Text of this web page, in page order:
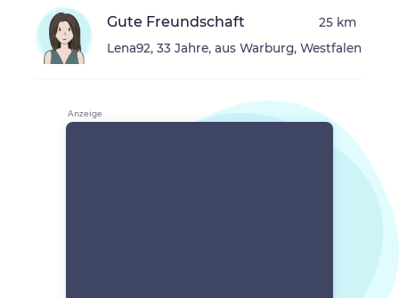
Gute Freundschaft
Lena92, 33 Jahre, aus Warburg, Westfalen
25 km